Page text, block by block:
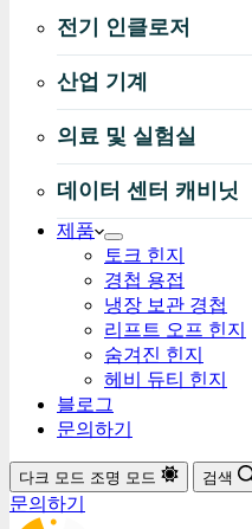
전기 인클로저
산업 기계
의료 및 실험실
데이터 센터 캐비닛
제품
토크 힌지
경첩 용접
냉장 보관 경첩
리프트 오프 힌지
숨겨진 힌지
헤비 듀티 힌지
블로그
문의하기
다크 모드 조명 모드 검색
문의하기